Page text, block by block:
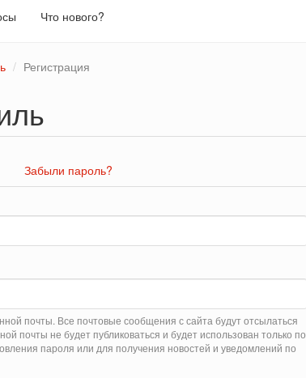
Что нового?
Регистрация
Забыли пароль?
почты. Все почтовые сообщения с сайта будут отсылаться
почты не будет публиковаться и будет использован только по
пароля или для получения новостей и уведомлений по